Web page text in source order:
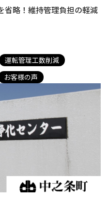
省略！維持管理負担の軽減
運転管理工数削減
お客様の声